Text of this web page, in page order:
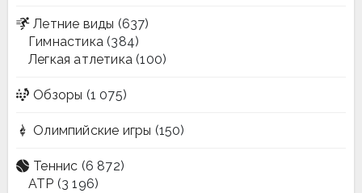
Летние виды (637)
Гимнастика (384)
Легкая атлетика (100)
Обзоры (1 075)
Олимпийские игры (150)
Теннис (6 872)
ATP (3 196)